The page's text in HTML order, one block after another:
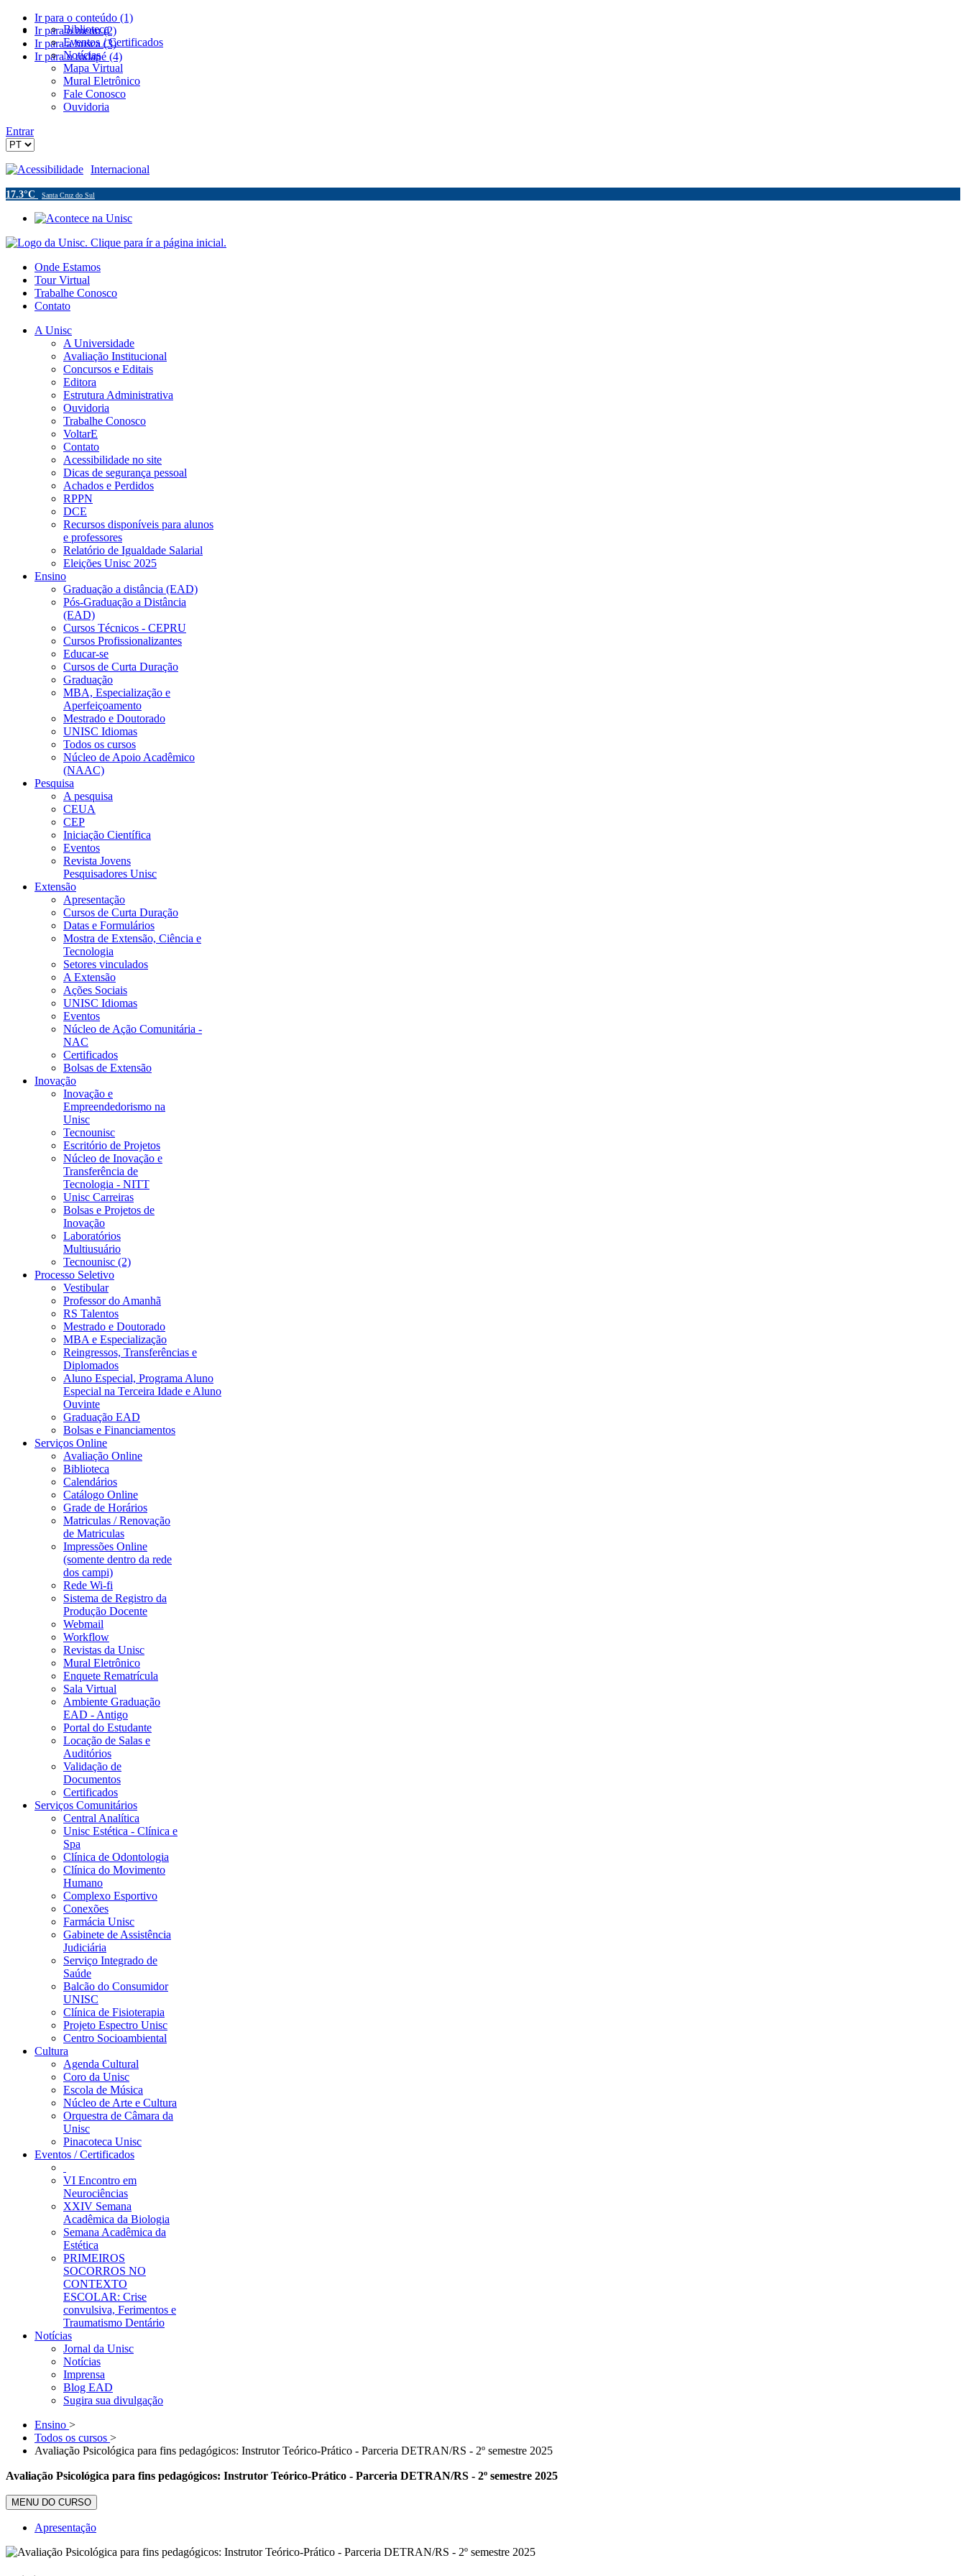
Ir para o conteúdo (1)
Ir para o menu (2)
Ir para a busca (3)
Ir para o rodapé (4)
Biblioteca
Eventos / Certificados
Notícias
Mapa Virtual
Mural Eletrônico
Fale Conosco
Ouvidoria
Entrar
Acessibilidade Internacional
17.3°C Santa Cruz do Sul
Onde Estamos
Tour Virtual
Trabalhe Conosco
Contato
A Unisc
A Universidade
Avaliação Institucional
Concursos e Editais
Editora
Estrutura Administrativa
Ouvidoria
Trabalhe Conosco
VoltarE
Contato
Acessibilidade no site
Dicas de segurança pessoal
Achados e Perdidos
RPPN
DCE
Recursos disponíveis para alunos
e professores
Relatório de Igualdade Salarial
Eleições Unisc 2025
Ensino
Graduação a distância (EAD)
Pós-Graduação a Distância
(EAD)
Cursos Técnicos - CEPRU
Cursos Profissionalizantes
Educar-se
Cursos de Curta Duração
Graduação
MBA, Especialização e
Aperfeiçoamento
Mestrado e Doutorado
UNISC Idiomas
Todos os cursos
Núcleo de Apoio Acadêmico
(NAAC)
Pesquisa
A pesquisa
CEUA
CEP
Iniciação Científica
Eventos
Revista Jovens
Pesquisadores Unisc
Extensão
Apresentação
Cursos de Curta Duração
Datas e Formulários
Mostra de Extensão, Ciência e
Tecnologia
Setores vinculados
A Extensão
Ações Sociais
UNISC Idiomas
Eventos
Núcleo de Ação Comunitária -
NAC
Certificados
Bolsas de Extensão
Inovação
Inovação e
Empreendedorismo na
Unisc
Tecnounisc
Escritório de Projetos
Núcleo de Inovação e
Transferência de
Tecnologia - NITT
Unisc Carreiras
Bolsas e Projetos de
Inovação
Laboratórios
Multiusuário
Tecnounisc (2)
Processo Seletivo
Vestibular
Professor do Amanhã
RS Talentos
Mestrado e Doutorado
MBA e Especialização
Reingressos, Transferências e
Diplomados
Aluno Especial, Programa Aluno
Especial na Terceira Idade e Aluno
Ouvinte
Graduação EAD
Bolsas e Financiamentos
Serviços Online
Avaliação Online
Biblioteca
Calendários
Catálogo Online
Grade de Horários
Matriculas / Renovação
de Matriculas
Impressões Online
(somente dentro da rede
dos campi)
Rede Wi-fi
Sistema de Registro da
Produção Docente
Webmail
Workflow
Revistas da Unisc
Mural Eletrônico
Enquete Rematrícula
Sala Virtual
Ambiente Graduação
EAD - Antigo
Portal do Estudante
Locação de Salas e
Auditórios
Validação de
Documentos
Certificados
Serviços Comunitários
Central Analítica
Unisc Estética - Clínica e
Spa
Clínica de Odontologia
Clínica do Movimento
Humano
Complexo Esportivo
Conexões
Farmácia Unisc
Gabinete de Assistência
Judiciária
Serviço Integrado de
Saúde
Balcão do Consumidor
UNISC
Clínica de Fisioterapia
Projeto Espectro Unisc
Centro Socioambiental
Cultura
Agenda Cultural
Coro da Unisc
Escola de Música
Núcleo de Arte e Cultura
Orquestra de Câmara da
Unisc
Pinacoteca Unisc
Eventos / Certificados
VI Encontro em
Neurociências
XXIV Semana
Acadêmica da Biologia
Semana Acadêmica da
Estética
PRIMEIROS
SOCORROS NO
CONTEXTO
ESCOLAR: Crise
convulsiva, Ferimentos e
Traumatismo Dentário
Notícias
Jornal da Unisc
Notícias
Imprensa
Blog EAD
Sugira sua divulgação
Ensino >
Todos os cursos >
Avaliação Psicológica para fins pedagógicos: Instrutor Teórico-Prático - Parceria DETRAN/RS - 2º semestre 2025
Avaliação Psicológica para fins pedagógicos: Instrutor Teórico-Prático - Parceria DETRAN/RS - 2º semestre 2025
MENU DO CURSO
Apresentação